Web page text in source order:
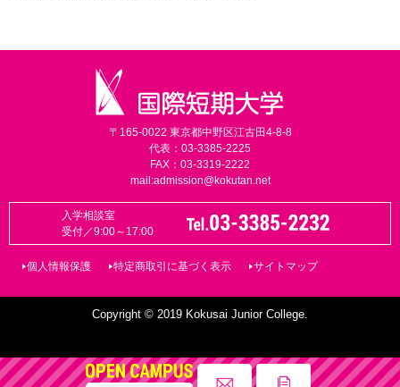
〒165-0022 東京都中野区江古田4-8-8
代表：03-3385-2225
FAX：03-3319-2222
mail:admission@kokutan.net
入学相談室
受付／9:00～17:00
個人情報保護 特定商取引に基づく表示 サイトマップ
Copyright © 2019 Kokusai Junior College.